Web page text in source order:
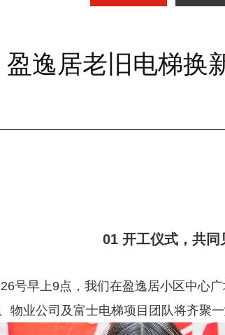
逸居老旧电梯换
01 开工仪式，共同
号早上9点，我们在盈逸居小区中心
物业公司及富士电梯项目团队将齐聚